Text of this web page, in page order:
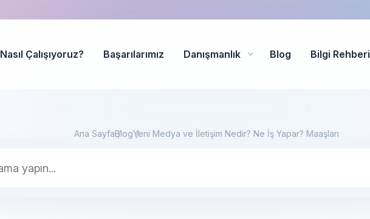
Nasıl Çalışıyoruz? Başarılarımız Danışmanlık Blog Bilgi Rehberi
Ana SayfaBlogYeni Medya ve İletişim Nedir? Ne İş Yapar? Maaşları